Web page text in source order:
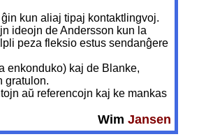
kun aliaj tipaj kontaktlingvoj.
ideojn de Andersson kun la
peza fleksio estus sendanĝere
enkonduko) kaj de Blanke,
gratulon.
aŭ referencojn kaj ke mankas
Wim Jansen